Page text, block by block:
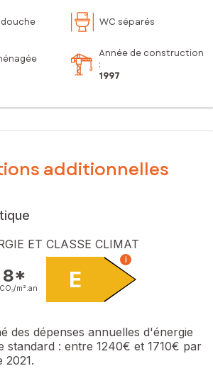
WC séparés
Année de construction
:
1997
additionnelles
ET CLASSE CLIMAT
8*
m². an E
i
des dépenses annuelles d'énergie
standard : entre 1240€ et 1710€ par
2021.